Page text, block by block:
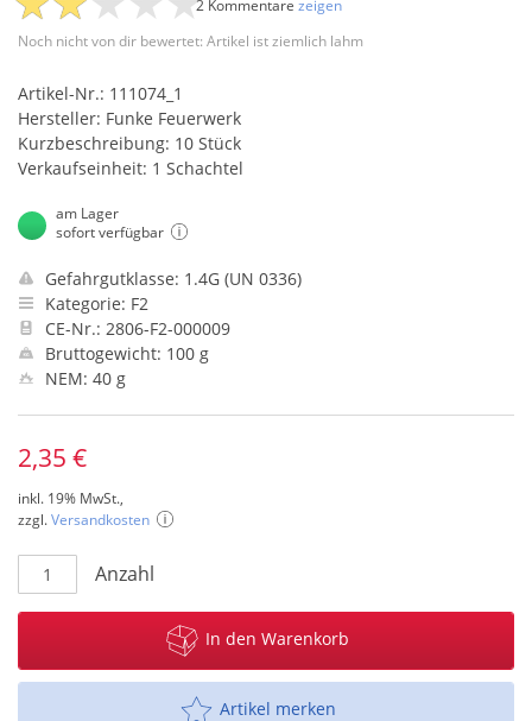
Noch nicht von dir bewertet: Artikel ist ziemlich lahm
2 Kommentare zeigen
Artikel-Nr.: 111074_1
Hersteller: Funke Feuerwerk
Kurzbeschreibung: 10 Stück
Verkaufseinheit: 1 Schachtel
am Lager
sofort verfügbar
Gefahrgutklasse: 1.4G (UN 0336)
Kategorie: F2
CE-Nr.: 2806-F2-000009
Bruttogewicht: 100 g
NEM: 40 g
2,35 €
inkl. 19% MwSt.,
zzgl.Versandkosten
Anzahl
In den Warenkorb
Artikel merken